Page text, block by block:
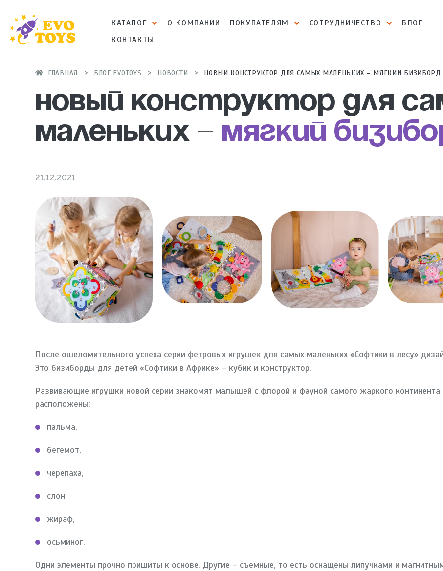
КАТАЛОГ О КОМПАНИИ ПОКУПАТЕЛЯМ СОТРУДНИЧЕСТВО
БЛОГ
КОНТАКТЫ
ГЛАВНАЯ БЛОГ EVOTOYS НОВОСТИ НОВЫЙ КОНСТРУКТОР ДЛЯ САМЫХ МАЛЕНЬКИХ – МЯГКИЙ БИЗИБОРД
Новый конструктор для
маленьких – мягкий
21.12.2021
После ошеломительного успеха серии фетровых игрушек для самых маленьких «Софтики в лесу»
Это бизиборды для детей «Софтики в Африке» – кубик и конструктор.
Развивающие игрушки новой серии знакомят малышей с флорой и фауной самого жаркого
расположены:
пальма,
бегемот,
черепаха,
слон,
жираф,
осьминог.
Одни элементы прочно пришиты к основе. Другие – съемные, то есть оснащены липучками и